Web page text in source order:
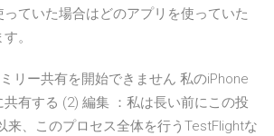
ていた場合はどのアプリを使っていた
。
リー共有を開始できません 私のiPhone
有する (2) 編集 ：私は長い前にこの投
来、このプロセス全体を行うTestFlightな